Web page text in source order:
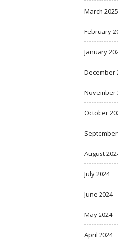
March 2025
February
January
December
November
October
August
July 2024
June 2024
May 2024
April 2024